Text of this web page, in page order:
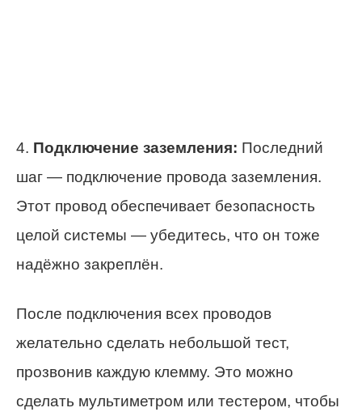
4. Подключение заземления: Последний
шаг — подключение провода заземления.
Этот провод обеспечивает безопасность
целой системы — убедитесь, что он тоже
надёжно закреплён.
После подключения всех проводов
желательно сделать небольшой тест,
прозвонив каждую клемму. Это можно
сделать мультиметром или тестером, чтобы